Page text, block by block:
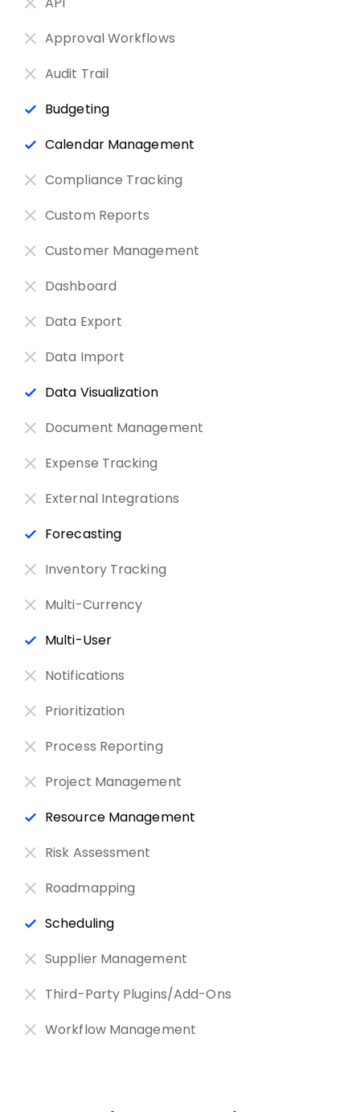
API
Approval Workflows
Audit Trail
Budgeting
Calendar Management
Compliance Tracking
Custom Reports
Customer Management
Dashboard
Data Export
Data Import
Data Visualization
Document Management
Expense Tracking
External Integrations
Forecasting
Inventory Tracking
Multi-Currency
Multi-User
Notifications
Prioritization
Process Reporting
Project Management
Resource Management
Risk Assessment
Roadmapping
Scheduling
Supplier Management
Third-Party Plugins/Add-Ons
Workflow Management